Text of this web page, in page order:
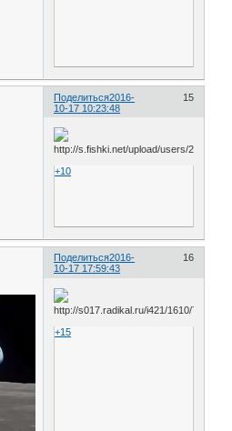
Поделиться 15
2016-
10-17 10:23:48
+10
Поделиться 16
2016-
10-17 17:59:43
+15